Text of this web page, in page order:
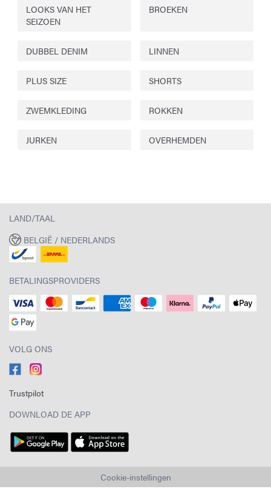
LOOKS VAN HET
SEIZOEN
BROEKEN
DUBBEL DENIM LINNEN
PLUS SIZE SHORTS
ZWEMKLEDING ROKKEN
JURKEN OVERHEMDEN
LAND/TAAL
BELGIË / NEDERLANDS
BETALINGSPROVIDERS
VOLG ONS
Trustpilot
DOWNLOAD DE APP
Cookie-instellingen